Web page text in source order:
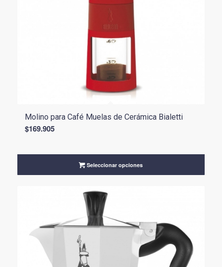
Molino para Café Muelas de Cerámica Bialetti
$169.905
Seleccionar opciones